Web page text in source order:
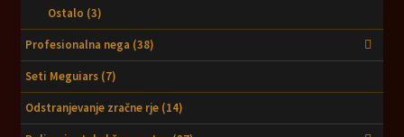
Ostalo (3)
Profesionalna nega (38)
Seti Meguiars (7)
Odstranjevanje zračne rje (14)